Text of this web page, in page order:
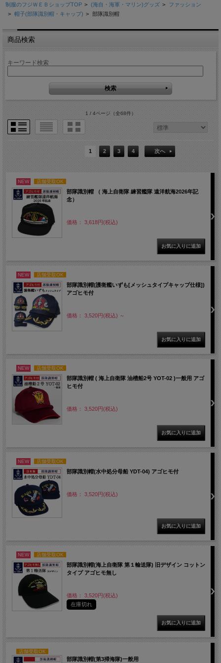
制服のフジＷＥＢショップTOP > (海自・海軍・マリン)グッズ > ファッション
> 帽子(部隊識別帽・キャップ) > 部隊識別帽
商品検索
キーワード検索
1 / 4ページ（全68件）
1 2 3 4 次へ
NEW 店舗受取OK
部隊識別帽 （ 海上自衛隊 練習艦隊 遠洋航海2026年記
念）
価格： 3,618円(税込)
NEW 店舗受取OK
部隊識別帽(護衛艦いずも[メッシュタイプキャップ仕様])
アゴヒモ付
価格： 3,520円(税込) ～
NEW 店舗受取OK
部隊識別帽 ( 海上自衛隊 油槽船2号 YOT-02 )一般用 アゴ
ヒモ付
価格： 3,520円(税込)
NEW 店舗受取OK
部隊識別帽(水中処分母船 YDT-04) アゴヒモ付
価格： 3,520円(税込)
NEW 店舗受取OK
部隊識別帽(海上自衛隊 第１輸送隊) 旧デザイン コットン
タイプ アゴヒモ無し
価格： 3,520円(税込)
在庫切れ
店舗受取OK
部隊識別帽(第3掃海隊)一般用